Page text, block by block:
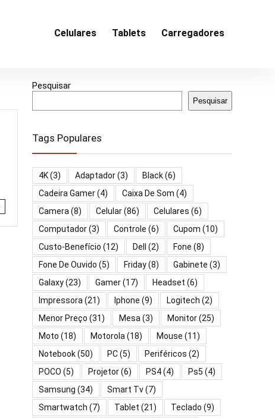
Celulares Tablets Carregadores
Pesquisar
Pesquisar
Tags Populares
4K(3) Adaptador(3) Black(6)
Cadeira Gamer(4) Caixa De Som (4)
Camera (8) Celular(86) Celulares (6)
Computador(3) Controle (6) Cupom (10)
Custo-Benefício (12) Dell (2) Fone (8)
Fone De Ouvido (5) Friday(8) Gabinete (3)
Galaxy(23) Gamer(17) Headset (6)
Impressora (21) Iphone (9) Logitech (2)
Menor Preço (31) Mesa (3) Monitor(25)
Moto (18) Motorola (18) Mouse (11)
Notebook(50) PC(5) Periféricos (2)
POCO (5) Projetor(6) PS4(4) Ps5 (4)
Samsung (34) Smart Tv(7)
Smartwatch (7) Tablet (21) Teclado (9)